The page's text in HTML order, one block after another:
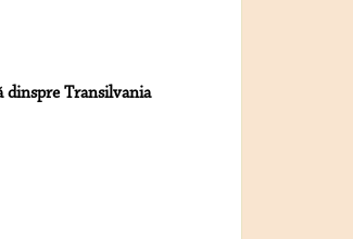
dinspre Transilvania